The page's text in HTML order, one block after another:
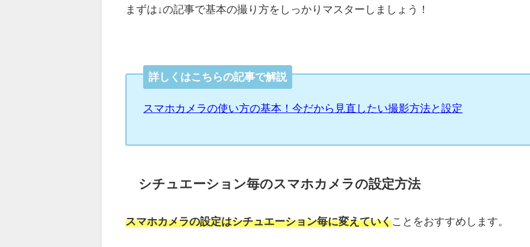
まずは↓の記事で基本の撮り方をしっかりマスターしましょう！
詳しくはこちらの記事で解説
スマホカメラの使い方の基本！今だから見直したい撮影方法と設定
シチュエーション毎のスマホカメラの設定方法
スマホカメラの設定はシチュエーション毎に変えていくことをおすすめします。